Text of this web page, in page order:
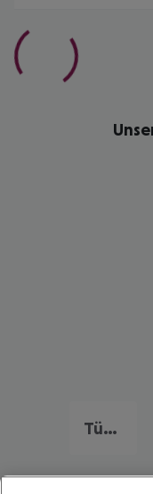
Türkei Urlaub